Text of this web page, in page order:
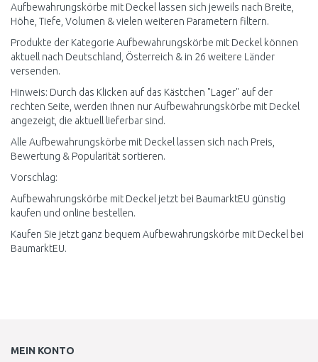
Aufbewahrungskörbe mit Deckel lassen sich jeweils nach Breite,
Höhe, Tiefe, Volumen & vielen weiteren Parametern filtern.
Produkte der Kategorie Aufbewahrungskörbe mit Deckel können
aktuell nach Deutschland, Österreich & in 26 weitere Länder
versenden.
Hinweis: Durch das Klicken auf das Kästchen "Lager" auf der
rechten Seite, werden Ihnen nur Aufbewahrungskörbe mit Deckel
angezeigt, die aktuell lieferbar sind.
Alle Aufbewahrungskörbe mit Deckel lassen sich nach Preis,
Bewertung & Popularität sortieren.
Vorschlag:
Aufbewahrungskörbe mit Deckel jetzt bei BaumarktEU günstig
kaufen und online bestellen.
Kaufen Sie jetzt ganz bequem Aufbewahrungskörbe mit Deckel bei
BaumarktEU.
MEIN KONTO